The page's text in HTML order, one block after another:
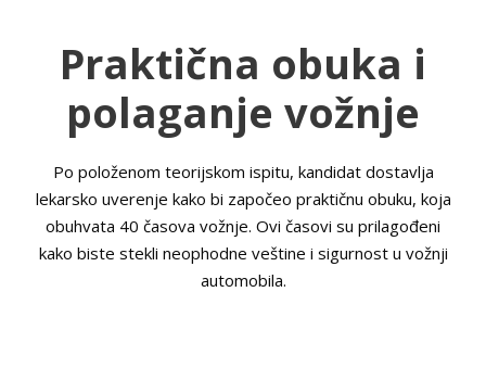
Praktična obuka i
polaganje vožnje
Po položenom teorijskom ispitu, kandidat dostavlja
lekarsko uverenje kako bi započeo praktičnu obuku, koja
obuhvata 40 časova vožnje. Ovi časovi su prilagođeni
kako biste stekli neophodne veštine i sigurnost u vožnji
automobila.